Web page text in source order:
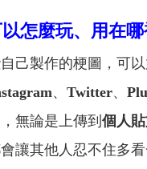
怎麼玩、用在哪
製作的梗圖，可以
、 Twitter、
，無論是上傳到 個人
會讓其他人忍不住多